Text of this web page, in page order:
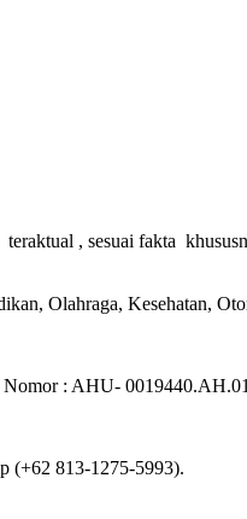
, sesuai fakta
Olahraga, Kesehatan,
: AHU-
(+62 813-1275-5993).